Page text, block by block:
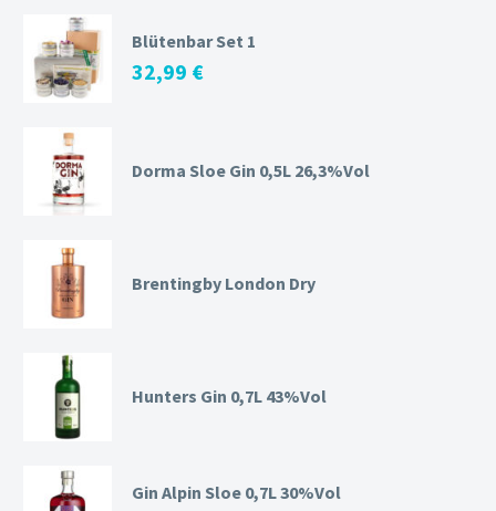
Blütenbar Set 1
32,99 €
Dorma Sloe Gin 0,5L 26,3%Vol
Brentingby London Dry
Hunters Gin 0,7L 43%Vol
Gin Alpin Sloe 0,7L 30%Vol